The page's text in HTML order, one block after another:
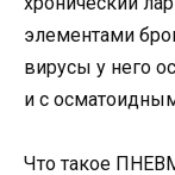
элементами
вирусы у него
и с
Что такое